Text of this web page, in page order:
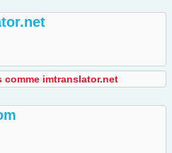
comme imtranslator.net